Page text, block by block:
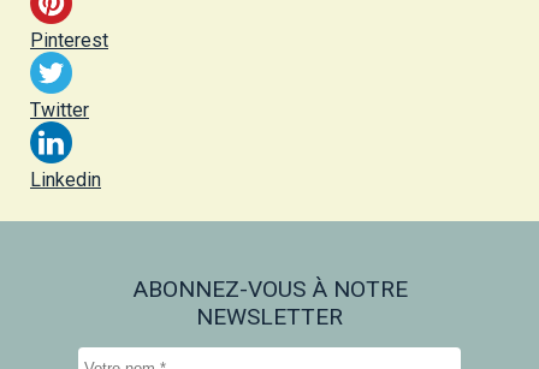
Pinterest
Twitter
Linkedin
ABONNEZ-VOUS À NOTRE
NEWSLETTER